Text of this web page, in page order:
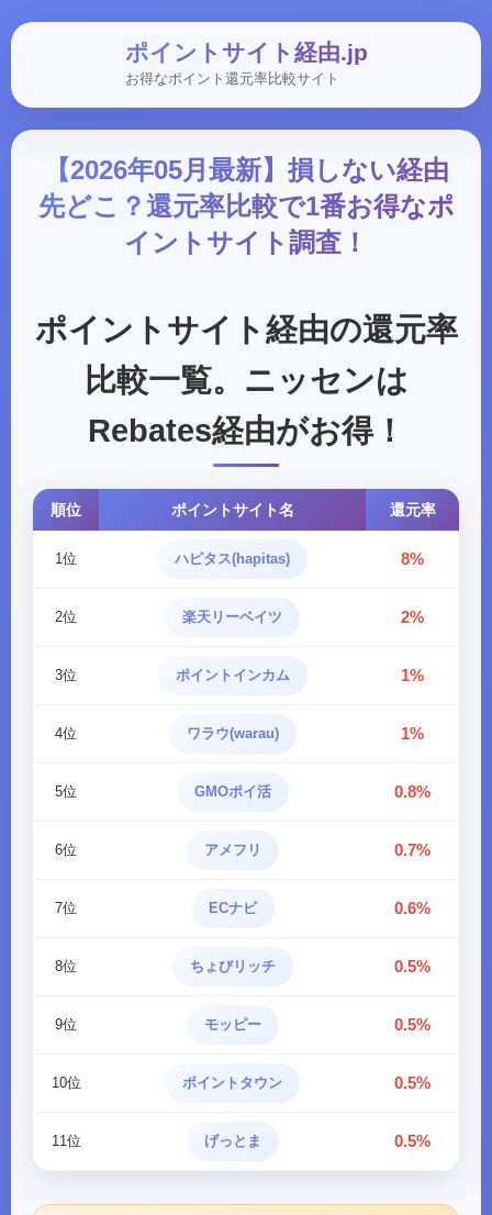
ポイントサイト経由.jp
お得なポイント還元率比較サイト
【2026年05月最新】損しない経由
先どこ？還元率比較で1番お得なポ
イントサイト調査！
ポイントサイト経由の還元率
比較一覧。ニッセンは
Rebates経由がお得！
順位 ポイントサイト名 還元率
1位 ハピタス(hapitas) 8%
2位 楽天リーベイツ 2%
3位 ポイントインカム 1%
4位 ワラウ(warau) 1%
5位 GMOポイ活 0.8%
6位 アメフリ 0.7%
7位 ECナビ 0.6%
8位 ちょびリッチ 0.5%
9位 モッピー 0.5%
10位 ポイントタウン 0.5%
11位 げっとま 0.5%